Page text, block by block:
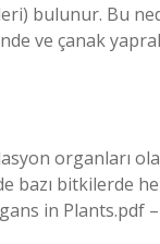
bulunur. Bu
ve çanak
organları
bazı bitkilerde
in